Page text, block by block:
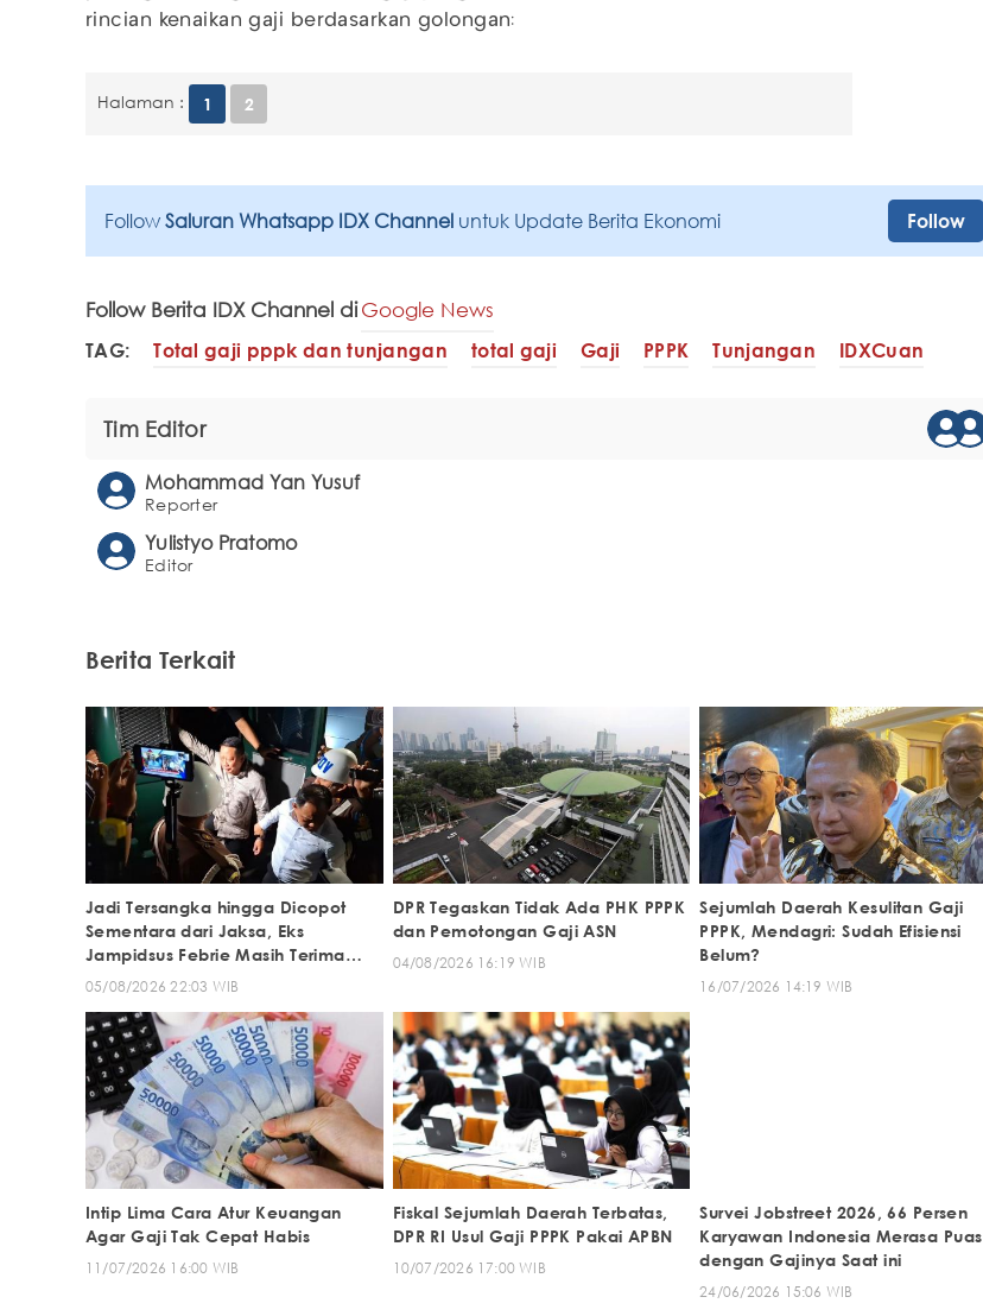
rincian kenaikan gaji berdasarkan golongan:
Halaman : 1 2
Follow Saluran Whatsapp IDX Channel untuk Update Berita Ekonomi Follow
Follow Berita IDX Channel diGoogle News
TAG: Total gaji pppk dan tunjangan total gaji Gaji PPPK Tunjangan IDXCuan
Tim Editor
Mohammad Yan Yusuf
Reporter
Yulistyo Pratomo
Editor
Berita Terkait
Jadi Tersangka hingga Dicopot
Sementara dari Jaksa, Eks
Jampidsus Febrie Masih Terima
Setengah Gaji
05/08/2026 22:03 WIB
DPR Tegaskan Tidak Ada PHK PPPK
dan Pemotongan Gaji ASN
04/08/2026 16:19 WIB
Sejumlah Daerah Kesulitan Gaji
PPPK, Mendagri: Sudah Efisiensi
Belum?
16/07/2026 14:19 WIB
Intip Lima Cara Atur Keuangan
Agar Gaji Tak Cepat Habis
11/07/2026 16:00 WIB
Fiskal Sejumlah Daerah Terbatas,
DPR RI Usul Gaji PPPK Pakai APBN
10/07/2026 17:00 WIB
Survei Jobstreet 2026, 66 Persen
Karyawan Indonesia Merasa Puas
dengan Gajinya Saat ini
24/06/2026 15:06 WIB